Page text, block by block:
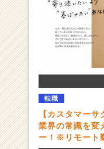
企
カ
届
く
就
転職
【カスタマー
業界の常識を変
ー！※リモート